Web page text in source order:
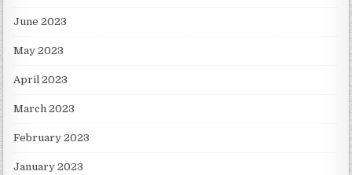
June 2023
May 2023
April 2023
March 2023
February 2023
January 2023